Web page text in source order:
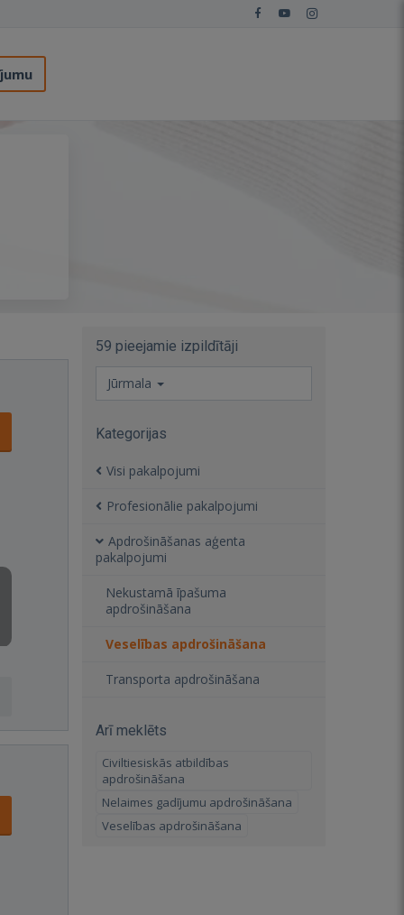
59 pieejamie izpildītāji
Jūrmala
Kategorijas
Visi pakalpojumi
Profesionālie pakalpojumi
Apdrošināšanas aģenta
pakalpojumi
Nekustamā īpašuma
apdrošināšana
Veselības apdrošināšana
Transporta apdrošināšana
Arī meklēts
Civiltiesiskās atbildības
apdrošināšana
Nelaimes gadījumu apdrošināšana
Veselības apdrošināšana